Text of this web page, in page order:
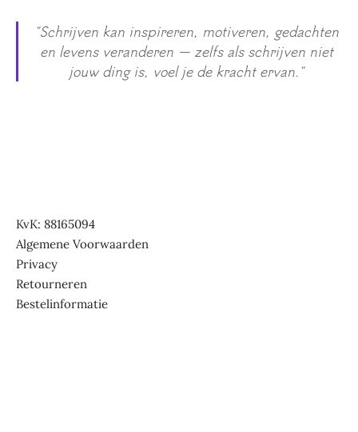
"Schrijven kan inspireren, motiveren, gedachten
en levens veranderen — zelfs als schrijven niet
jouw ding is, voel je de kracht ervan."
KvK: 88165094
Algemene Voorwaarden
Privacy
Retourneren
Bestelinformatie